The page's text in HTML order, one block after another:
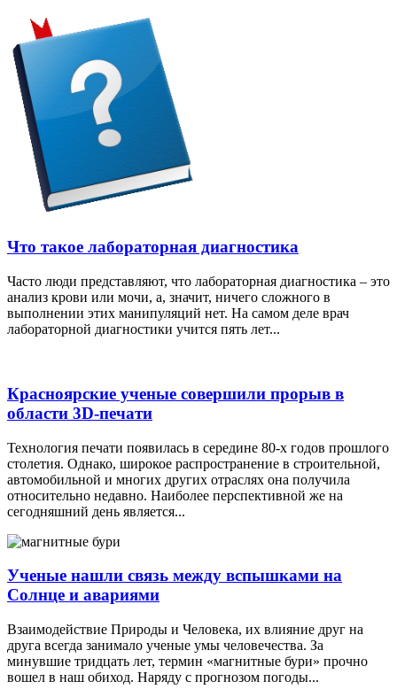
Что такое лабораторная диагностика
Часто люди представляют, что лабораторная диагностика – это
анализ крови или мочи, а, значит, ничего сложного в
выполнении этих манипуляций нет. На самом деле врач
лабораторной диагностики учится пять лет...
Красноярские ученые совершили прорыв в
области 3D-печати
Технология печати появилась в середине 80-х годов прошлого
столетия. Однако, широкое распространение в строительной,
автомобильной и многих других отраслях она получила
относительно недавно. Наиболее перспективной же на
сегодняшний день является...
Ученые нашли связь между вспышками на
Солнце и авариями
Взаимодействие Природы и Человека, их влияние друг на
друга всегда занимало ученые умы человечества. За
минувшие тридцать лет, термин «магнитные бури» прочно
вошел в наш обиход. Наряду с прогнозом погоды...